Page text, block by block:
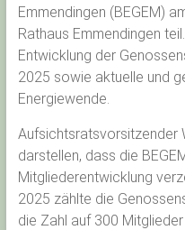
Emmendingen (BEGEM)
Rathaus Emmendingen
Entwicklung der
2025 sowie aktuelle und
Energiewende.
Aufsichtsratsvorsitzender
darstellen, dass die
Mitgliederentwicklung
2025 zählte die
die Zahl auf 300